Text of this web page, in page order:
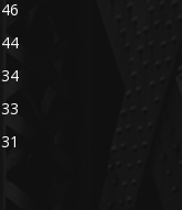
46
44
34
33
31